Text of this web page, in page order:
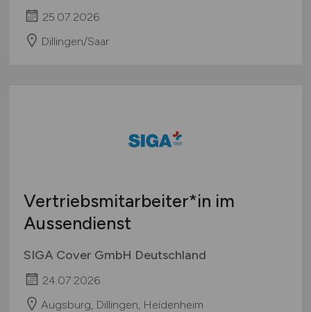
25.07.2026
Dillingen/Saar
Vertriebsmitarbeiter*in im
Aussendienst
SIGA Cover GmbH Deutschland
24.07.2026
Augsburg, Dillingen, Heidenheim